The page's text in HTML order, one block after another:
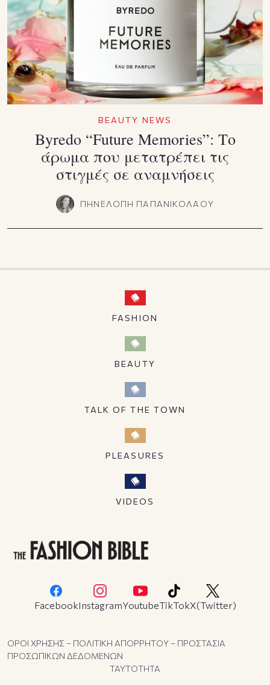
BEAUTY NEWS
Byredo “Future Memories”: Το
άρωμα που μετατρέπει τις
στιγμές σε αναμνήσεις
ΠΗΝΕΛΟΠΗ ΠΑΠΑΝΙΚΟΛΑΟΥ
FASHION
BEAUTY
TALK OF THE TOWN
PLEASURES
VIDEOS
FacebookInstagramYoutubeTikTokX(Twitter)
ΟΡΟΙ ΧΡΗΣΗΣ – ΠΟΛΙΤΙΚΗ ΑΠΟΡΡΗΤΟΥ – ΠΡΟΣΤΑΣΙΑ
ΠΡΟΣΩΠΙΚΩΝ ΔΕΔΟΜΕΝΩΝ
ΤΑΥΤΟΤΗΤΑ